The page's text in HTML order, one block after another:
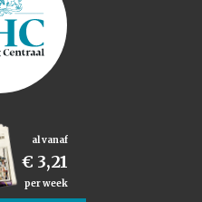
al vanaf
€ 3,21
per week